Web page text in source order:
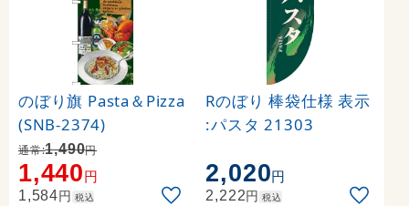
のぼり旗 Pasta＆Pizza
(SNB-2374)
通常:1,490円
1,440円
1,584円 税込
Rのぼり 棒袋仕様 表示
:パスタ 21303
2,020円
2,222円 税込